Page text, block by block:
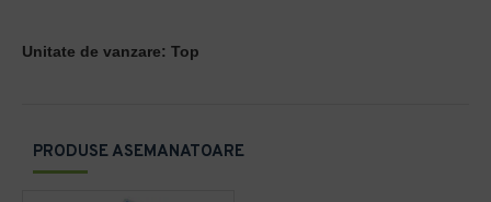
PRODUSE ASEMANATOARE
Unitate de vanzare: Top